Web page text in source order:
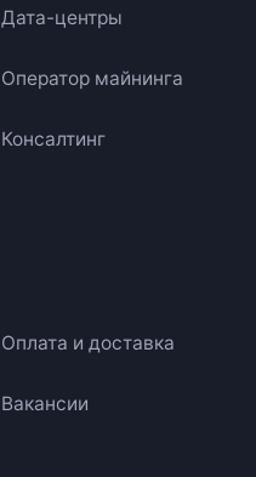
Дата-центры
Оператор майнинга
Консалтинг
Оплата и доставка
Вакансии